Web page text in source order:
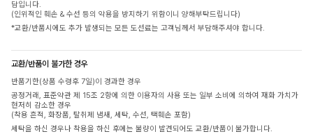
담입니다.
(인위적인 훼손 & 수선 등의 악용을 방지하기 위함이니 양해부탁드립니다)
*교환/반품시에도 추가 발생되는 모든 도선료는 고객님께서 부담해주셔야 합니다.
교환/반품이 불가한 경우
반품기한(상품 수령후 7일)이 경과한 경우
공정거래, 표준약관 제 15조 2항에 의한 이용자의 사용 또는 일부 소비에 의하여 재화 가치가
현저히 감소한 경우
(착용 흔적, 화장품, 탈취제 냄새, 세탁, 수선, 택훼손 포함)
세탁을 하신 경우나 착용을 하신 후에는 불량이 발견되어도 교환/반품이 불가합니다.